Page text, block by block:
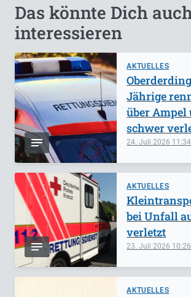
Das könnte Dich
interessieren
AKTUELLES
24. Juli 2026 11:34
Jährige
über
schwer
AKTUELLES
23. Juli 2026 10:26
bei Unfall
verletzt
AKTUELLES